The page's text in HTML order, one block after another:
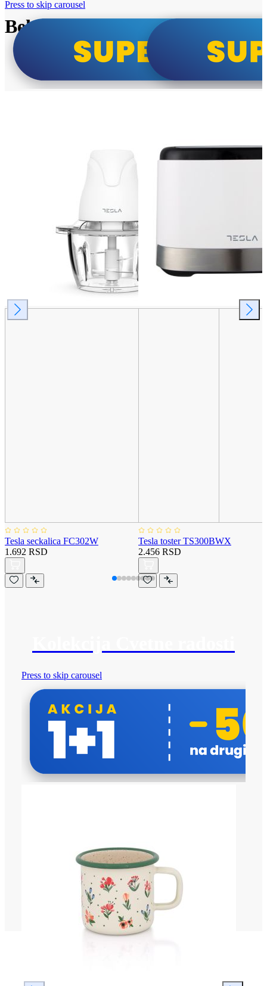
Beko i Tesla super cene
Press to skip carousel
Tesla seckalica FC302W
1.692 RSD
Tesla toster TS300BWX
2.456 RSD
Press to skip carousel